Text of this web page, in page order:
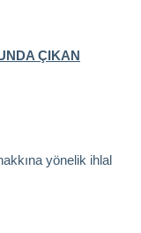
ÇIKAN
yönelik ihlal